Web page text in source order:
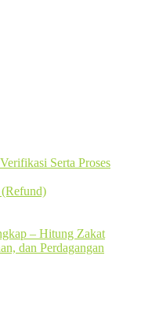
Serta Proses
– Hitung Zakat
dan Perdagangan